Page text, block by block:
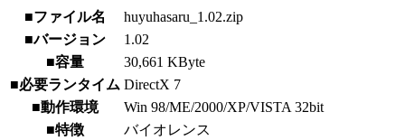
■ファイル名
huyuhasaru_1.02.zip
■バージョン
1.02
■容量
30,661 KByte
■必要ランタイム DirectX 7
■動作環境
Win 98/ME/2000/XP/VISTA 32bit
■特徴
バイオレンス